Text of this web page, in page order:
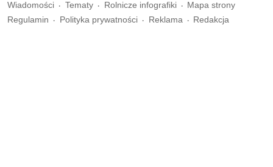
Wiadomości Tematy Rolnicze infografiki
Mapa strony
Regulamin
Polityka prywatności Reklama Redakcja